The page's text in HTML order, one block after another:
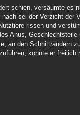
schien, versäumte es
sei der Verzicht der
rissen und
Anus,
an den Schnitträndern
konnte er freilich